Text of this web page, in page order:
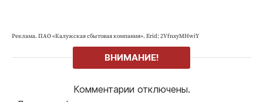
Реклама. ПАО «Калужская сбытовая компания». Erid: 2VfnxyMHwiY
ВНИМАНИЕ!
Комментарии отключены.